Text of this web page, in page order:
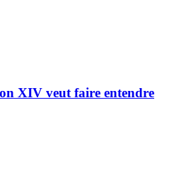
XIV veut faire entendre